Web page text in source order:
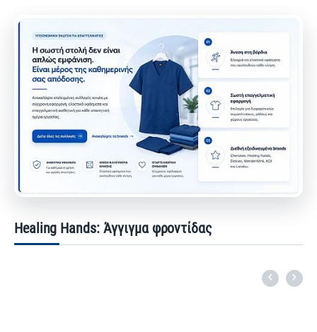
Healing Hands: Άγγιγμα φροντίδας